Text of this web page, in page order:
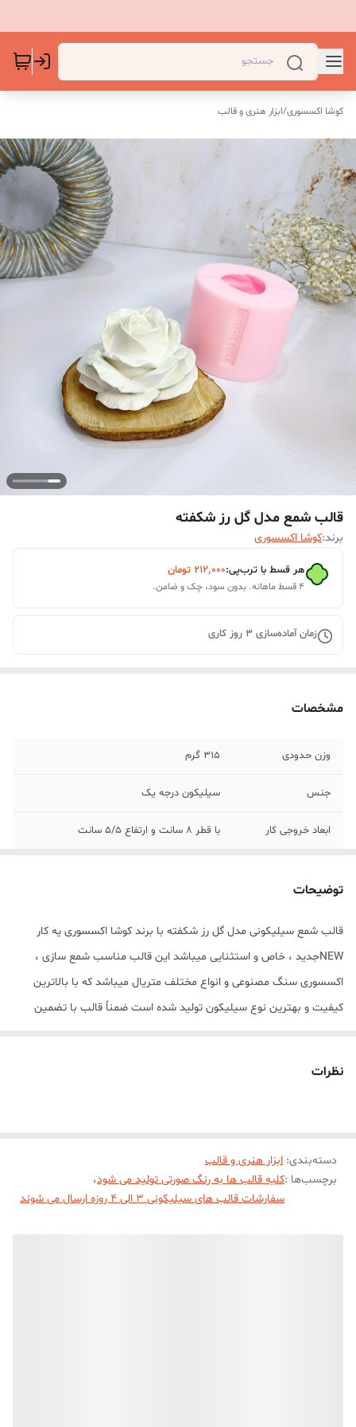
کوشا اکسسوری/ابزار هنری و قالب
قالب شمع مدل گل رز شکفته
برند:کوشا اکسسوری
هر قسط با ترب‌پی:۲۱۲٬۰۰۰ تومان
۴ قسط ماهانه. بدون سود، چک و ضامن.
زمان آماده‌سازی 3 روز کاری
مشخصات
وزن حدودی 315 گرم
جنس سیلیکون درجه یک
ابعاد خروجی کار با قطر 8 سانت و ارتفاع 5/5 سانت
توضیحات
قالب شمع سیلیکونی مدل گل رز شکفته با برند کوشا اکسسوری یه کار
NEWجدید ، خاص و استثنایی میباشد این قالب مناسب شمع سازی ،
اکسسوری سنگ مصنوعی و انواع مختلف متریال میباشد که با بالاترین
کیفیت و بهترین نوع سیلیکون تولید شده است ضمناً قالب با تضمین
نظرات
دسته‌بندی: ابزار هنری و قالب
برچسب‌ها :کلیه قالب ها به رنگ صورتی تولید می شود،
سفارشات قالب های سیلیکونی 3 الی 4 روزه ارسال می شوند